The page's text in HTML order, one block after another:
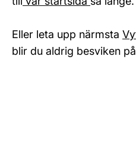
Eller leta upp närmsta
blir du aldrig besviken